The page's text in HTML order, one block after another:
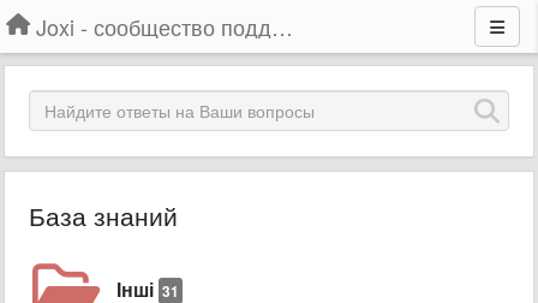
Joxi - сообщество поддержки
База знаний
Інші 31